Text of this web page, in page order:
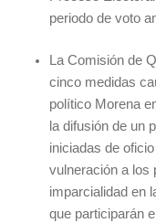
periodo de voto
La Comisión de
cinco medidas
político Morena
la difusión de un
iniciadas de
vulneración a los
imparcialidad en
que participarán